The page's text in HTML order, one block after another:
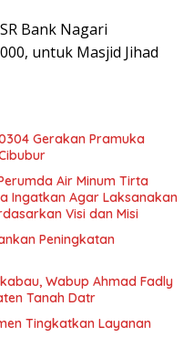
Bank Nagari
untuk Masjid Jihad
Gerakan Pramuka
Air Minum Tirta
Ingatkan Agar Laksanakan
Visi dan Misi
Peningkatan
Wabup Ahmad Fadly
Tanah Datr
Tingkatkan Layanan